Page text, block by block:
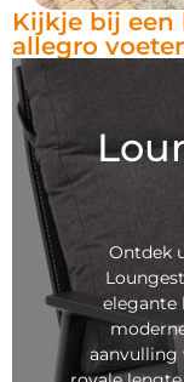
Kijkje bij een
allegro
Ontdek
elegante
aanvulling